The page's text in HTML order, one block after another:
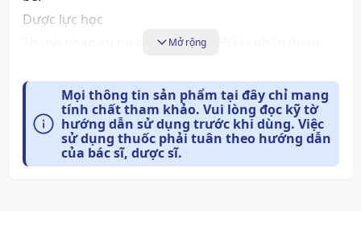
Dược lực học
Thành phần chính của Dilodin DHG là phân đoạn
hạt, có tác dụng làm bền thành mạch. Thuốc tác
dụng bằng cách ức chế men hyaluronidase, một
loại enzym làm tăng tính thấm của mao mạch. Khi
enzym này thừa thì gây hiện tượng xuất huyết dưới
da.
Mở rộng
Mọi thông tin sản phẩm tại đây chỉ mang
tính chất tham khảo. Vui lòng đọc kỹ tờ
hướng dẫn sử dụng trước khi dùng. Việc
sử dụng thuốc phải tuân theo hướng dẫn
của bác sĩ, dược sĩ.